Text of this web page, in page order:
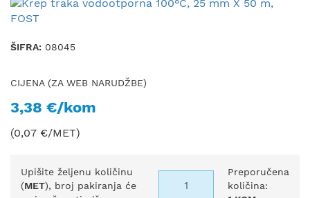
ŠIFRA: 08045
CIJENA (ZA WEB NARUDŽBE)
3,38 €/kom
(0,07 €/MET)
Upišite željenu količinu
(MET), broj pakiranja će
Preporučena
količina: